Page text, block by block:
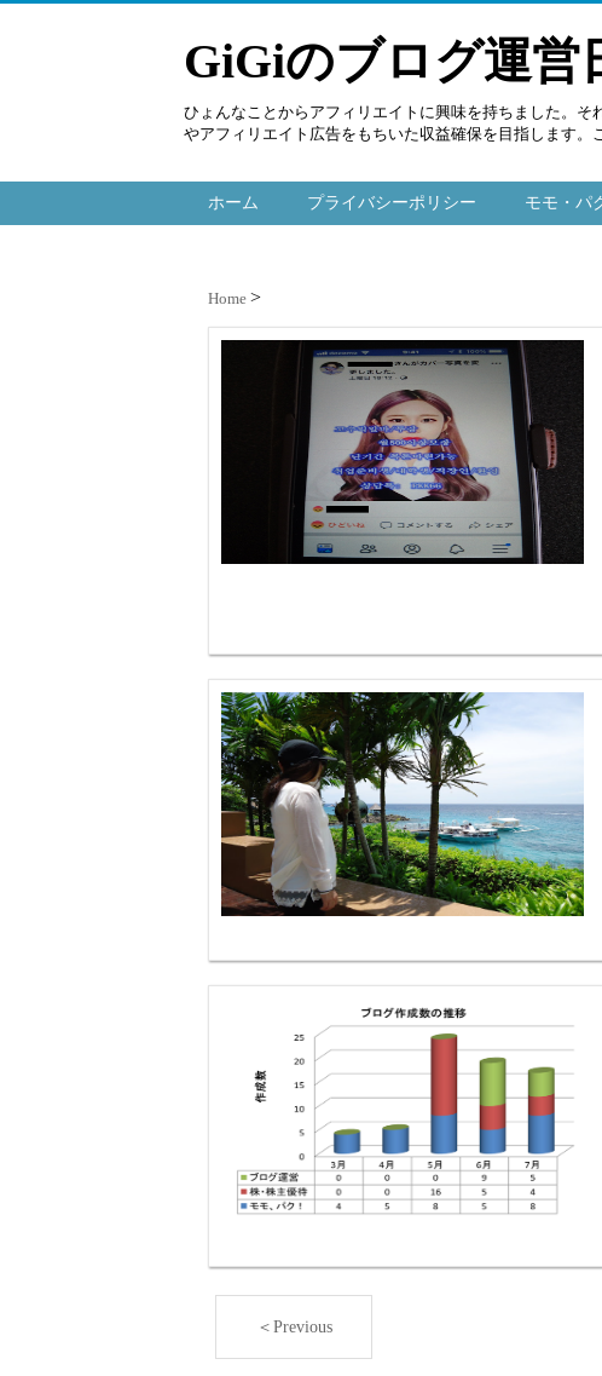
GiGiのブログ運営
ひょんなことからアフィリエイトに興味を持ちました。
やアフィリエイト広告をもちいた収益確保を目指します。
ホーム プライバシーポリシー モモ・パ
Home
＜Previous